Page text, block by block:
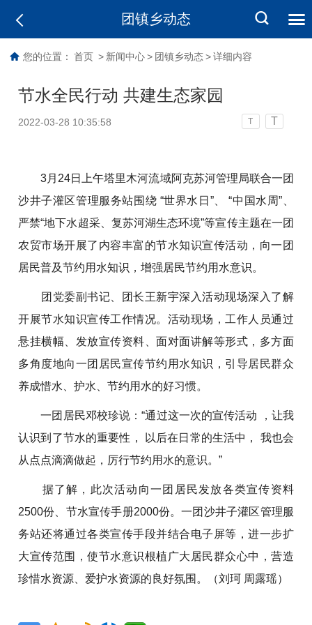
团镇乡动态
您的位置： 首页 > 新闻中心 > 团镇乡动态 > 详细内容
节水全民行动 共建生态家园
2022-03-28 10:35:58 T T
3月24日上午塔里木河流域阿克苏河管理局联合一团
沙井子灌区管理服务站围绕 “世界水日”、 “中国水周”、
严禁“地下水超采、复苏河湖生态环境”等宣传主题在一团
农贸市场开展了内容丰富的节水知识宣传活动，向一团
居民普及节约用水知识，增强居民节约用水意识。
团党委副书记、团长王新宇深入活动现场深入了解
开展节水知识宣传工作情况。活动现场，工作人员通过
悬挂横幅、发放宣传资料、面对面讲解等形式，多方面
多角度地向一团居民宣传节约用水知识，引导居民群众
养成惜水、护水、节约用水的好习惯。
一团居民邓校珍说：“通过这一次的宣传活动 ，让我
认识到了节水的重要性， 以后在日常的生活中， 我也会
从点点滴滴做起，厉行节约用水的意识。”
据了解，此次活动向一团居民发放各类宣传资料
2500份、节水宣传手册2000份。一团沙井子灌区管理服
务站还将通过各类宣传手段并结合电子屏等，进一步扩
大宣传范围，使节水意识根植广大居民群众心中，营造
珍惜水资源、爱护水资源的良好氛围。（刘珂 周露瑶）